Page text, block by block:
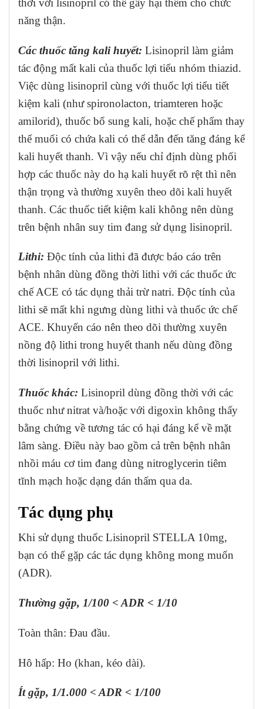
thời với lisinopril có thể gây hại thêm cho chức
năng thận.
Các thuốc tăng kali huyết: Lisinopril làm giảm
tác động mất kali của thuốc lợi tiểu nhóm thiazid.
Việc dùng lisinopril cùng với thuốc lợi tiểu tiết
kiệm kali (như spironolacton, triamteren hoặc
amilorid), thuốc bổ sung kali, hoặc chế phẩm thay
thế muối có chứa kali có thể dẫn đến tăng đáng kể
kali huyết thanh. Vì vậy nếu chỉ định dùng phối
hợp các thuốc này do hạ kali huyết rõ rệt thì nên
thận trọng và thường xuyên theo dõi kali huyết
thanh. Các thuốc tiết kiệm kali không nên dùng
trên bệnh nhân suy tim đang sử dụng lisinopril.
Lithi: Độc tính của lithi đã được báo cáo trên
bệnh nhân dùng đồng thời lithi với các thuốc ức
chế ACE có tác dụng thải trừ natri. Độc tính của
lithi sẽ mất khi ngưng dùng lithi và thuốc ức chế
ACE. Khuyến cáo nên theo dõi thường xuyên
nồng độ lithi trong huyết thanh nếu dùng đồng
thời lisinopril với lithi.
Thuốc khác: Lisinopril dùng đồng thời với các
thuốc như nitrat và/hoặc với digoxin không thấy
bằng chứng về tương tác có hại đáng kể về mặt
lâm sàng. Điều này bao gồm cả trên bệnh nhân
nhồi máu cơ tim đang dùng nitroglycerin tiêm
tĩnh mạch hoặc dạng dán thấm qua da.
Tác dụng phụ
Khi sử dụng thuốc Lisinopril STELLA 10mg,
bạn có thể gặp các tác dụng không mong muốn
(ADR).
Thường gặp, 1/100 < ADR < 1/10
Toàn thân: Đau đầu.
Hô hấp: Ho (khan, kéo dài).
Ít gặp, 1/1.000 < ADR < 1/100